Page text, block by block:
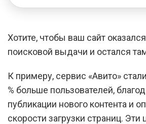
Хотите, чтобы ваш сайт
поисковой выдачи и остался
К примеру, сервис «Авито»
% больше пользователей,
публикации нового контента и
скорости загрузки страниц. Эти